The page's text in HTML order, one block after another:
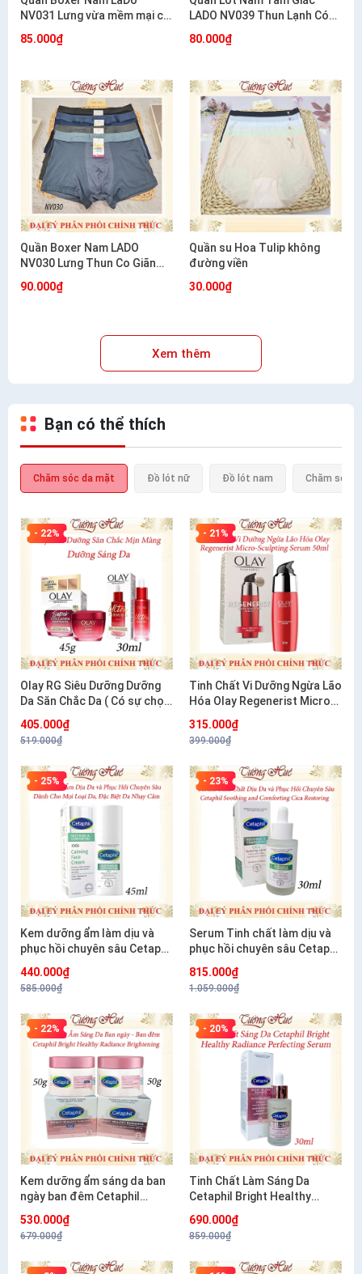
NV031 Lưng vừa mềm mại co
85.000₫
LADO NV039 Thun Lạnh Có
Mẻ
80.000₫
Quần Boxer Nam LADO
NV030 Lưng Thun Co Giãn
90.000₫
Quần su Hoa Tulip không
đường viền
30.000₫
Xem thêm
Bạn có thể thích
Chăm sóc da mặt Đồ lót nữ Đồ lót nam Chăm sóc
- 22%
Olay RG Siêu Dưỡng Dưỡng
Da Săn Chắc Da ( Có sự chọn
405.000₫
519.000₫
- 21%
Tinh Chất Vi Dưỡng Ngừa Lão
Hóa Olay Regenerist Micro-
315.000₫
399.000₫
- 25%
Kem dưỡng ẩm làm dịu và
phục hồi chuyên sâu Cetaphil
Cica Calming Face Cream
45ml
440.000₫
585.000₫
- 23%
Serum Tinh chất làm dịu và
phục hồi chuyên sâu Cetaphil
Cica Restoring 30ml
815.000₫
1.059.000₫
- 22%
Kem dưỡng ẩm sáng da ban
ngày ban đêm Cetaphil
Brightening- 50g
530.000₫
679.000₫
- 20%
Tinh Chất Làm Sáng Da
Cetaphil Bright Healthy
30ml
690.000₫
859.000₫